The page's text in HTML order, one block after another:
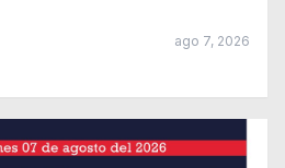
ago 7, 2026